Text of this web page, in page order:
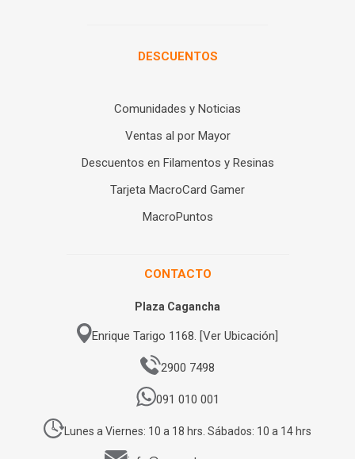
DESCUENTOS
Comunidades y Noticias
Ventas al por Mayor
Descuentos en Filamentos y Resinas
Tarjeta MacroCard Gamer
MacroPuntos
CONTACTO
Plaza Cagancha
Enrique Tarigo 1168. [Ver Ubicación]
2900 7498
091 010 001
Lunes a Viernes: 10 a 18 hrs. Sábados: 10 a 14 hrs